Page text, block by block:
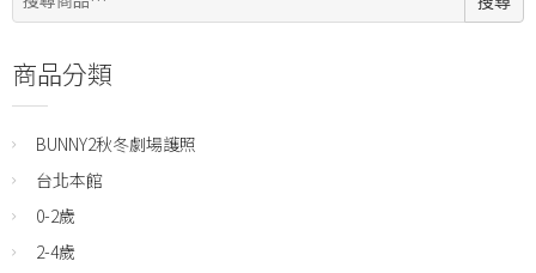
尋:
商品分類
BUNNY2秋冬劇場護照
台北本館
0-2歲
2-4歲